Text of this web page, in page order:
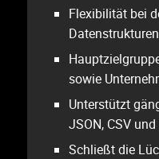
Flexibilität bei
sowie
Unterstützt
JSON, CSV
Schließt die